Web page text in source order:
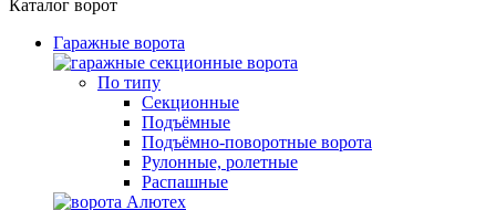
Каталог ворот
Гаражные ворота
По типу
Секционные
Подъёмные
Подъёмно-поворотные ворота
Рулонные, ролетные
Распашные